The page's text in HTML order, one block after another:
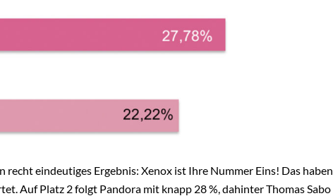
recht eindeutiges Ergebnis: Xenox ist Ihre Nummer Eins! Das haben
Auf Platz 2 folgt Pandora mit knapp 28 %, dahinter Thomas Sabo